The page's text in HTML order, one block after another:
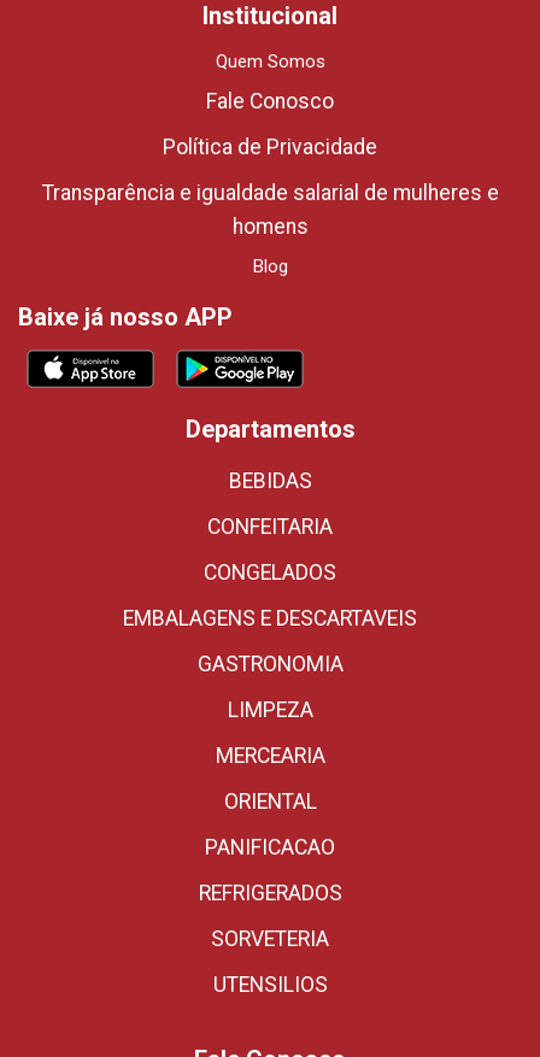
Institucional
Quem Somos
Fale Conosco
Política de Privacidade
Transparência e igualdade salarial de mulheres e
homens
Blog
Baixe já nosso APP
Departamentos
BEBIDAS
CONFEITARIA
CONGELADOS
EMBALAGENS E DESCARTAVEIS
GASTRONOMIA
LIMPEZA
MERCEARIA
ORIENTAL
PANIFICACAO
REFRIGERADOS
SORVETERIA
UTENSILIOS